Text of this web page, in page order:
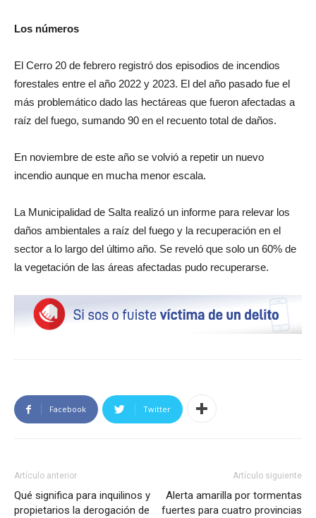
Los números
El Cerro 20 de febrero registró dos episodios de incendios
forestales entre el año 2022 y 2023. El del año pasado fue el
más problemático dado las hectáreas que fueron afectadas a
raíz del fuego, sumando 90 en el recuento total de daños.
En noviembre de este año se volvió a repetir un nuevo
incendio aunque en mucha menor escala.
La Municipalidad de Salta realizó un informe para relevar los
daños ambientales a raíz del fuego y la recuperación en el
sector a lo largo del último año. Se reveló que solo un 60% de
la vegetación de las áreas afectadas pudo recuperarse.
Facebook Twitter
Artículo anterior
Qué significa para inquilinos y
propietarios la derogación de
Artículo siguiente
Alerta amarilla por tormentas
fuertes para cuatro provincias